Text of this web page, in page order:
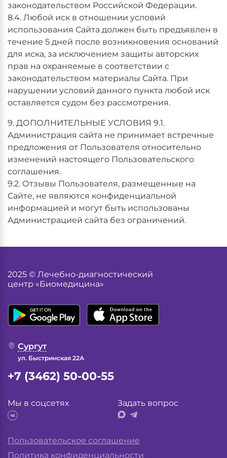
законодательством Российской Федерации.
8.4. Любой иск в отношении условий
использования Сайта должен быть предъявлен в
течение 5 дней после возникновения оснований
для иска, за исключением защиты авторских
прав на охраняемые в соответствии с
законодательством материалы Сайта. При
нарушении условий данного пункта любой иск
оставляется судом без рассмотрения.
9. ДОПОЛНИТЕЛЬНЫЕ УСЛОВИЯ 9.1.
Администрация сайта не принимает встречные
предложения от Пользователя относительно
изменений настоящего Пользовательского
соглашения.
9.2. Отзывы Пользователя, размещенные на
Сайте, не являются конфиденциальной
информацией и могут быть использованы
Администрацией сайта без ограничений.
2025 © Лечебно-диагностический
центр «Биомедицина»
Сургут
ул. Быстринская 22А
+7 (3462) 50-00-55
Мы в соцсетях Задать вопрос
Пользовательское соглашение
Политика конфиденциальности